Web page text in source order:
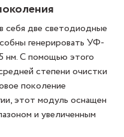
две светодиодные
генерировать УФ-
нм. С помощью этого
степени очистки
поколение
этот модуль оснащен
и увеличенным